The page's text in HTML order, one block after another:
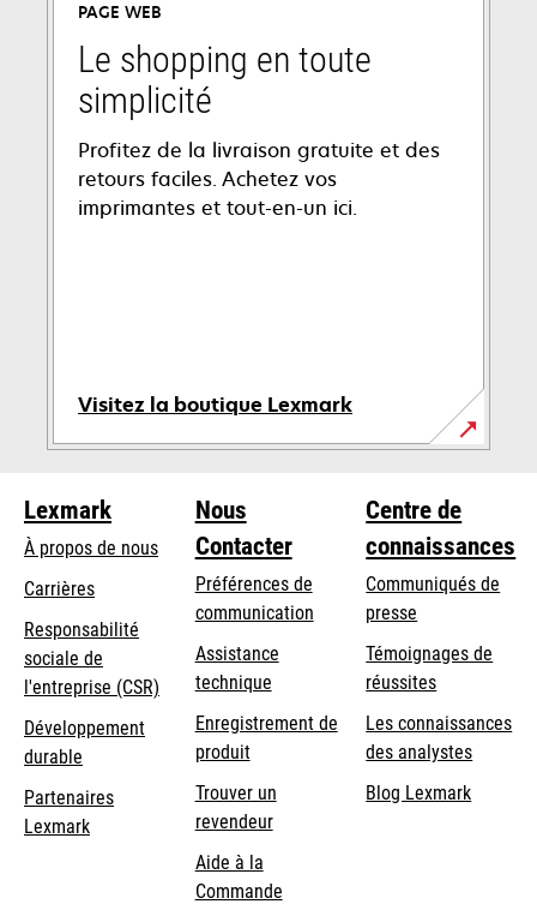
PAGE WEB
Le shopping en toute
simplicité
Profitez de la livraison gratuite et des
retours faciles. Achetez vos
imprimantes et tout-en-un ici.
Visitez la boutique Lexmark
Lexmark
À propos de nous
Carrières
s’ouvre
dans
un
nouvel
onglet
Responsabilité
sociale de
l'entreprise (CSR) s’ouvre
onglet
Développement
durable
Partenaires
Lexmark
Nous
Contacter
Préférences de
communication
s’ouvre
dans
un
nouvel
onglet
Assistance
techniques’ouvre
un
onglet
Enregistrement de
produit
Trouver un
revendeur
Aide à la
Commande
Centre de
connaissances
Communiqués de
presse
Témoignages de
réussites
Les connaissances
des analystes
Blog Lexmark